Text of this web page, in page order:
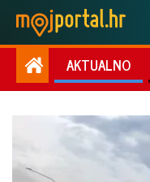
AKTUALNO